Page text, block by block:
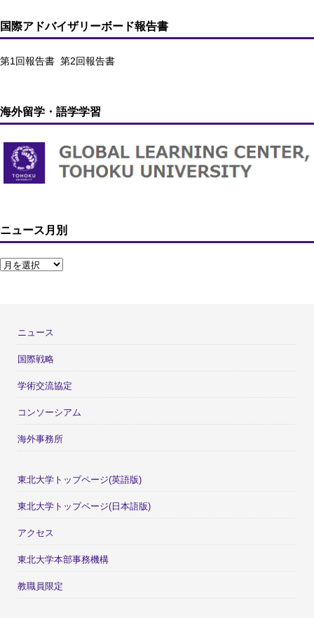
国際アドバイザリーボード報告書
第1回報告書 第2回報告書
海外留学・語学学習
ニュース月別
ニュース
国際戦略
学術交流協定
コンソーシアム
海外事務所
東北大学トップページ(英語版)
東北大学トップページ(日本語版)
アクセス
東北大学本部事務機構
教職員限定